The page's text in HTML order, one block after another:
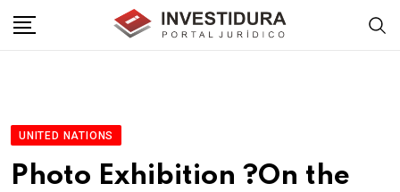
UNITED NATIONS
Photo Exhibition ?On the